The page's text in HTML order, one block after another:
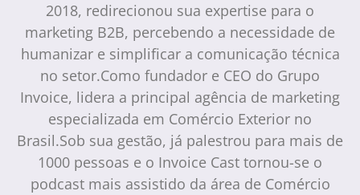
2018, redirecionou sua expertise para o
marketing B2B, percebendo a necessidade de
humanizar e simplificar a comunicação técnica
no setor.Como fundador e CEO do Grupo
Invoice, lidera a principal agência de marketing
especializada em Comércio Exterior no
Brasil.Sob sua gestão, já palestrou para mais de
1000 pessoas e o Invoice Cast tornou-se o
podcast mais assistido da área de Comércio